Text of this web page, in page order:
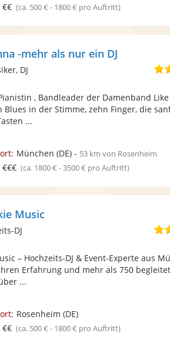
€€ (ca. 500 € - 1800 € pro Auftritt)
-mehr als nur ein DJ
DJ
, Bandleader der Damenband Like
Blues in der Stimme, zehn Finger, die
...
München (DE)- 53 km von Rosenheim
€€€ (ca. 1800 € - 3500 € pro Auftritt)
Music
DJ
– Hochzeits-DJ & Event-Experte aus
Erfahrung und mehr als 750
...
Rosenheim (DE)
€€ (ca. 500 € - 1800 € pro Auftritt)